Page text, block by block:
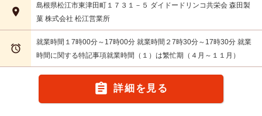

島根県松江市東津田町１７３１－５ ダイドードリンコ共栄会 森田製
菓 株式会社 松江営業所

就業時間１7時00分～17時00分 就業時間２7時30分～17時30分 就業
時間に関する特記事項就業時間（１）は繁忙期（４月～１１月）
 詳細を見る